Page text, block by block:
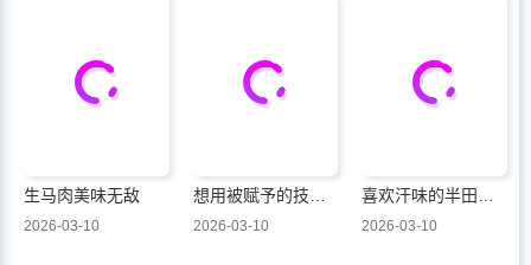
生马肉美味无敌
2026-03-10
想用被赋予的技能挣钱和异国美女们一起嬉戏
2026-03-10
喜欢汗味的半田同学正渴望品鉴
2026-03-10